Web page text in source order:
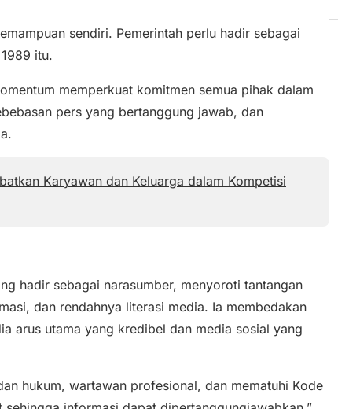
sendiri. Pemerintah perlu hadir sebagai
itu.
memperkuat komitmen semua pihak dalam
pers yang bertanggung jawab, dan
Karyawan dan Keluarga dalam Kompetisi
hadir sebagai narasumber, menyoroti tantangan
dan rendahnya literasi media. Ia membedakan
arus utama yang kredibel dan media sosial yang
hukum, wartawan profesional, dan mematuhi Kode